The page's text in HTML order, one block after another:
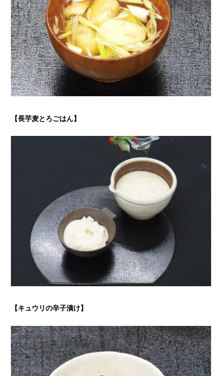
【長芋麦とろごはん】
【キュウリの辛子漬け】